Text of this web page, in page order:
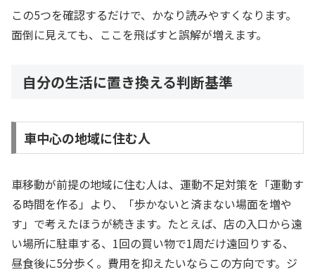
この5つを確認するだけで、かなり読みやすくなります。
面倒に見えても、ここを飛ばすと誤解が増えます。
自分の生活に置き換える判断基準
車中心の地域に住む人
車移動が前提の地域に住む人は、運動不足対策を「運動す
る時間を作る」より、「歩かないと済まない場面を増や
す」で考えたほうが続きます。たとえば、店の入口から遠
い場所に駐車する、1回の買い物で1周だけ遠回りする、
昼食後に5分歩く。費用を抑えたいならこの方向です。ジ